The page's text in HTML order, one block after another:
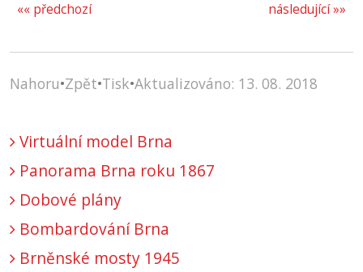
následující »»
«« předchozí
Nahoru•Zpět•Tisk•Aktualizováno: 13. 08. 2018
Virtuální model Brna
Panorama Brna roku 1867
Dobové plány
Bombardování Brna
Brněnské mosty 1945